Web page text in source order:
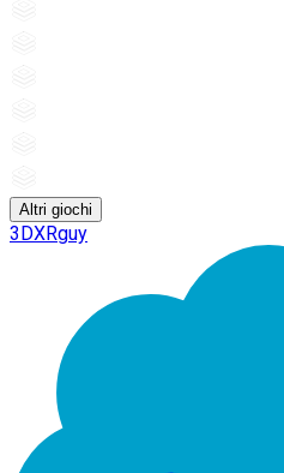
Altri giochi
3DXRguy